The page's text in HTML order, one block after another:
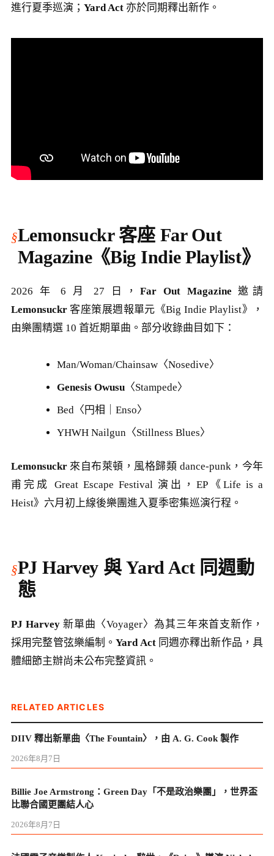
進行夏季巡演； Yard Act 亦於同期釋出新作。
Lemonsuckr 客座 Far Out
Magazine《Big Indie Playlist》
2026 年 6 月 27 日，Far Out Magazine 邀請
Lemonsuckr 客座策展週報單元《Big Indie Playlist》，
由樂團精選 10 首近期單曲。部分收錄曲目如下：
Man/Woman/Chainsaw〈Nosedive〉
Genesis Owusu〈Stampede〉
Bed〈円相｜Enso〉
YHWH Nailgun〈Stillness Blues〉
Lemonsuckr 來自布萊頓，風格歸類 dance-punk，今年
甫完成 Great Escape Festival 演出，EP《Life is a
Heist》六月初上線後樂團進入夏季密集巡演行程。
PJ Harvey 與 Yard Act 同週動
態
PJ Harvey新單曲〈Voyager〉為其三年來首支新作，
採用完整管弦樂編制。Yard Act同週亦釋出新作品，具
體細節主辦尚未公布完整資訊。
RELATED ARTICLES
DIIV 釋出新單曲〈The Fountain〉，由 A. G. Cook 製作
2026年8月7日
Billie Joe Armstrong：Green Day「不是政治樂團」，世界盃
比聯合國更團結人心
2026年8月7日